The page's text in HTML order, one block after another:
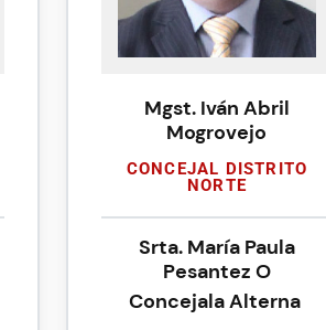
Mgst. Iván Abril
Mogrovejo
CONCEJAL DISTRITO
NORTE
Srta. María Paula
Pesantez O
Concejala Alterna